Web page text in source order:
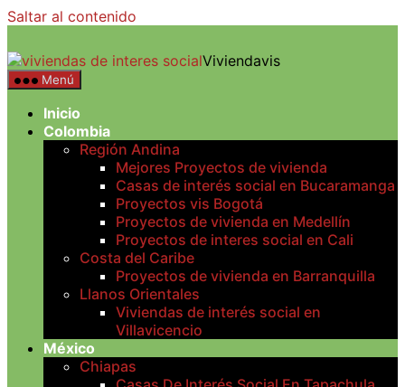
Saltar al contenido
Viviendavis
Menú
Inicio
Colombia
Región Andina
Mejores Proyectos de vivienda
Casas de interés social en Bucaramanga
Proyectos vis Bogotá
Proyectos de vivienda en Medellín
Proyectos de interes social en Cali
Costa del Caribe
Proyectos de vivienda en Barranquilla
Llanos Orientales
Viviendas de interés social en
Villavicencio
México
Chiapas